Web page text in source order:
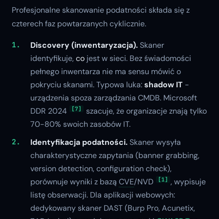
Profesjonalne skanowanie podatności składa się z
czterech faz powtarzanych cyklicznie.
Discovery (inwentaryzacja).Skaner
identyfikuje,co jest w sieci. Bez świadomości
pełnego inwentarza nie ma sensu mówić o
pokryciu skanami. Typowa luka:shadow IT -
urządzenia spoza zarządzania CMDB. Microsoft
DDR 2024
[7]
szacuje, że organizacje znają tylko
70-80% swoich zasobów IT.
Identyfikacja podatności.Skaner wysyła
charakterystyczne zapytania (banner grabbing,
version detection, configuration check),
porównuje wyniki z bazą CVE/NVD [1] , wypisuje
listę obserwacji. Dla aplikacji webowych:
dedykowany skaner DAST (Burp Pro, Acunetix,